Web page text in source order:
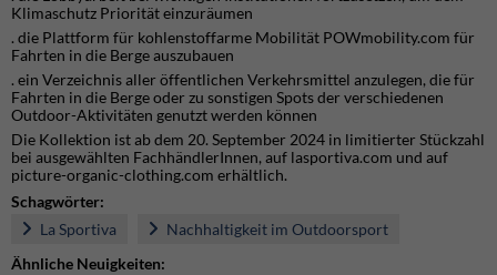
Klimaschutz Priorität einzuräumen
. die Plattform für kohlenstoffarme Mobilität POWmobility.com für
Fahrten in die Berge auszubauen
. ein Verzeichnis aller öffentlichen Verkehrsmittel anzulegen, die für
Fahrten in die Berge oder zu sonstigen Spots der verschiedenen
Outdoor-Aktivitäten genutzt werden können
Die Kollektion ist ab dem 20. September 2024 in limitierter Stückzahl
bei ausgewählten FachhändlerInnen, auf lasportiva.com und auf
picture-organic-clothing.com erhältlich.
Schagwörter:
La Sportiva
Nachhaltigkeit im Outdoorsport
Ähnliche Neuigkeiten: